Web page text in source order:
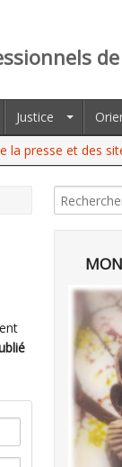
Justice
la presse et des